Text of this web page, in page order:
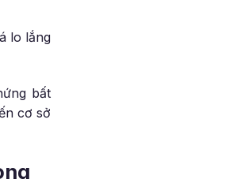
lo lắng
bất
cơ sở